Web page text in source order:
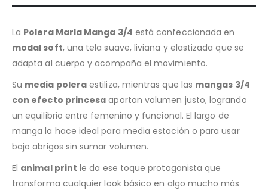
La Polera Marla Manga 3/4 está confeccionada en
modal soft, una tela suave, liviana y elastizada que se
adapta al cuerpo y acompaña el movimiento.
Su media polera estiliza, mientras que las mangas 3/4
con efecto princesa aportan volumen justo, logrando
un equilibrio entre femenino y funcional. El largo de
manga la hace ideal para media estación o para usar
bajo abrigos sin sumar volumen.
El animal print le da ese toque protagonista que
transforma cualquier look básico en algo mucho más